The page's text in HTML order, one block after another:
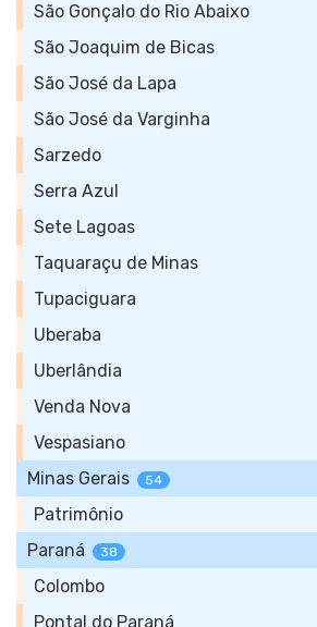
São Gonçalo do Rio Abaixo
São Joaquim de Bicas
São José da Lapa
São José da Varginha
Sarzedo
Serra Azul
Sete Lagoas
Taquaraçu de Minas
Tupaciguara
Uberaba
Uberlândia
Venda Nova
Vespasiano
Minas Gerais
54
Patrimônio
Paraná
38
Colombo
Pontal do Paraná